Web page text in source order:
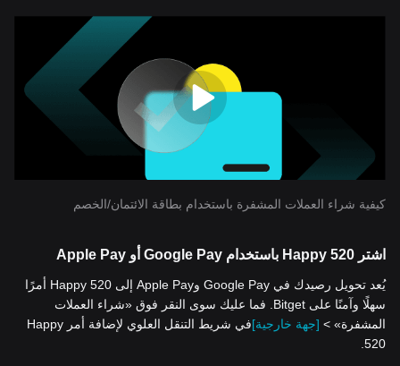
كيفية شراء العملات المشفرة باستخدام بطاقة الائتمان/الخصم
اشتر Happy 520 باستخدام Google Pay أو Apple Pay
يُعد تحويل رصيدك في Google Pay وApple Pay إلى Happy 520 أمرًا
سهلًا وآمنًا على Bitget. فما عليك سوى النقر فوق «شراء العملات
المشفرة» > [جهة خارجية]
في شريط التنقل العلوي لإضافة أمر Happy
520.